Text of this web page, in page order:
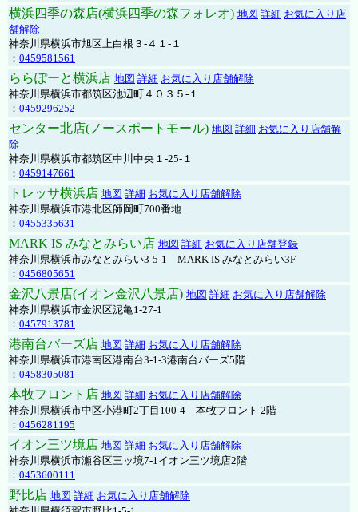
横浜四季の森店(横浜四季の森フォレオ) 地図 詳細 お気に入り店
舗解除
神奈川県横浜市旭区上白根３-４１-１
： 0459581561
ららぽーと横浜店 地図 詳細 お気に入り店舗解除
神奈川県横浜市都筑区池辺町４０３５-１
： 0459296252
センター北店(ノースポートモール) 地図 詳細 お気に入り店舗解
除
神奈川県横浜市都筑区中川中央１-25-１
： 0459147661
トレッサ横浜店 地図 詳細 お気に入り店舗解除
神奈川県横浜市港北区師岡町700番地
： 0455335631
MARK IS みなとみらい店 地図 詳細 お気に入り店舗登録
神奈川県横浜市みなとみらい3-5-1 MARK IS みなとみらい3F
： 0456805651
金沢八景店(イオン金沢八景店) 地図 詳細 お気に入り店舗解除
神奈川県横浜市金沢区泥亀1-27-1
： 0457913781
港南台バーズ店 地図 詳細 お気に入り店舗解除
神奈川県横浜市港南区港南台3-1-3港南台バーズ5階
： 0458305081
本牧フロント店 地図 詳細 お気に入り店舗解除
神奈川県横浜市中区小港町2丁目100-4 本牧フロント 2階
： 0456281195
イオン三ツ境店 地図 詳細 お気に入り店舗解除
神奈川県横浜市瀬谷区三ッ境7-1イオン三ツ境店2階
： 0453600111
野比店 地図 詳細 お気に入り店舗解除